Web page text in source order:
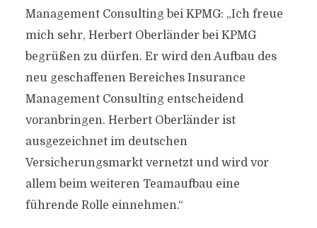
Management Consulting bei KPMG: „Ich freue
mich sehr, Herbert Oberländer bei KPMG
begrüßen zu dürfen. Er wird den Aufbau des
neu geschaffenen Bereiches Insurance
Management Consulting entscheidend
voranbringen. Herbert Oberländer ist
ausgezeichnet im deutschen
Versicherungsmarkt vernetzt und wird vor
allem beim weiteren Teamaufbau eine
führende Rolle einnehmen.“